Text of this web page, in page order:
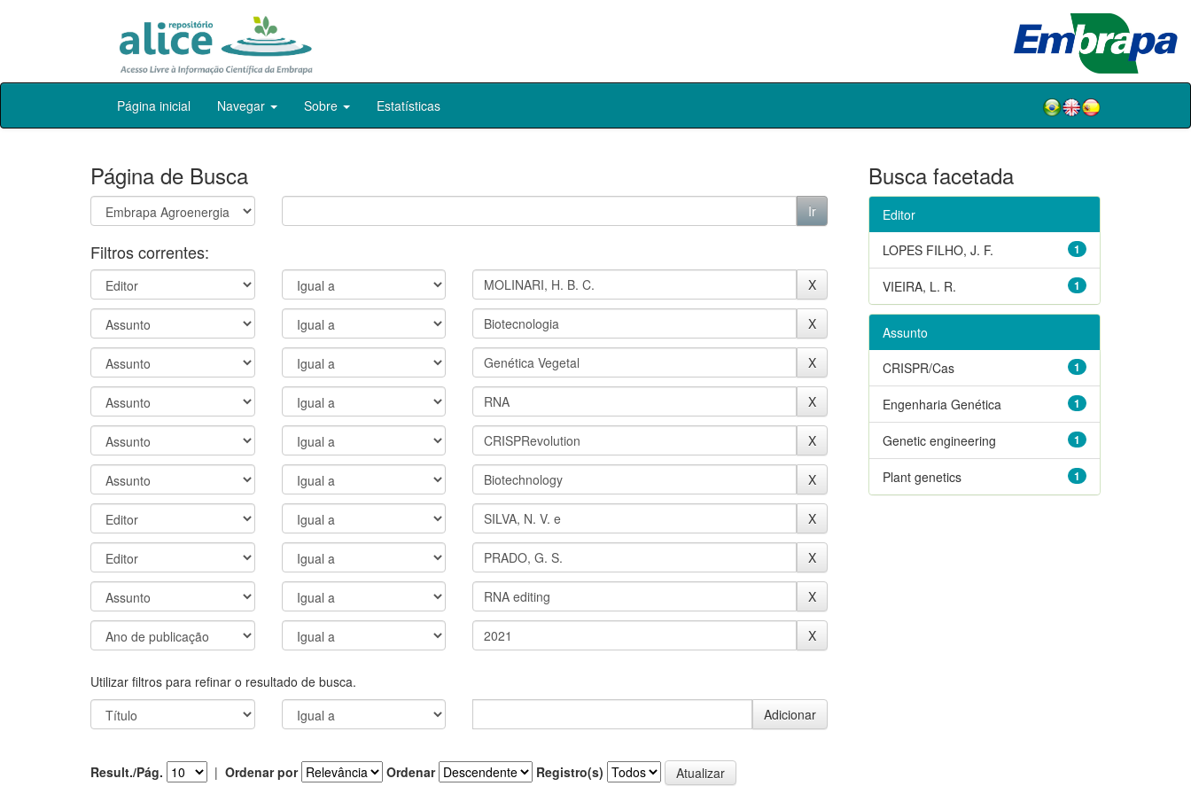
Skip
Página inicial Navegar Sobre Estatísticas
Página de Busca
Filtros correntes:
Utilizar filtros para refinar o resultado de busca.
Result./Pág. | Ordenar por Ordenar Registro(s)
Busca facetada
Editor
1
LOPES FILHO, J. F.
1
VIEIRA, L. R.
Assunto
1
CRISPR/Cas
1
Engenharia Genética
1
Genetic engineering
1
Plant genetics